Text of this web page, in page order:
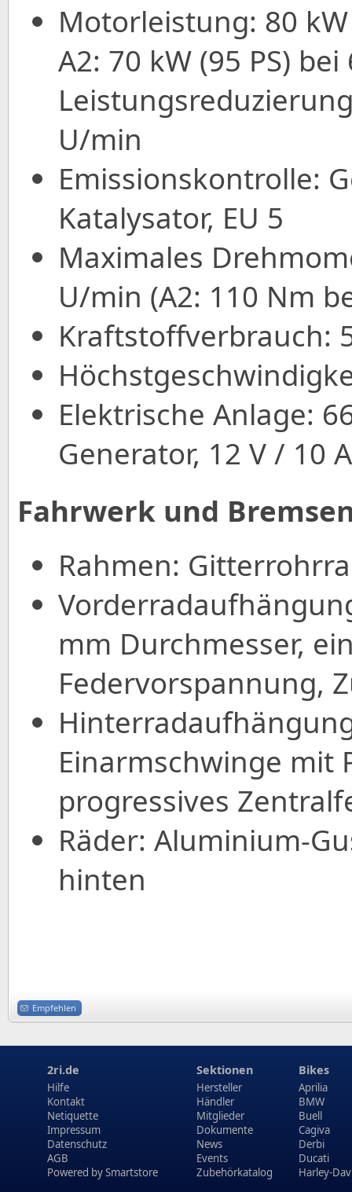
Motorleistung: 80
A2: 70 kW (95 PS)
U/min
Emissionskontrolle:
Katalysator, EU 5
Maximales
U/min (A2: 110 Nm
Kraftstoffverbrauch:
Elektrische Anlage:
Generator, 12 V /
Fahrwerk und
Rahmen:
mm Durchmesser,
Federvorspannung,
Einarmschwinge mit
progressives
Räder: Aluminium-
hinten
Empfehlen
2ri.de
Hilfe
Kontakt
Netiquette
Impressum
Datenschutz
AGB
Powered bySmartstore
Sektionen
Hersteller
Händler
Mitglieder
Dokumente
News
Events
Zubehörkatalog
Bikes
Aprilia
BMW
Buell
Cagiva
Derbi
Ducati
Harley-